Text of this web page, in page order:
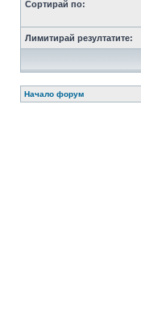
Сортирай по:
Лимитирай резултатите:
Начало форум